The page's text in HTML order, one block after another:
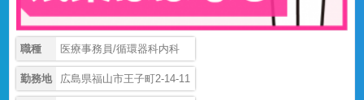
職種 医療事務員/循環器科内科
勤務地 広島県福山市王子町2-14-11